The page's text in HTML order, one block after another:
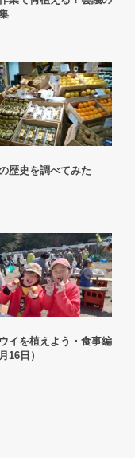
歴史を調べてみた
イを植えよう・食事編
16日）